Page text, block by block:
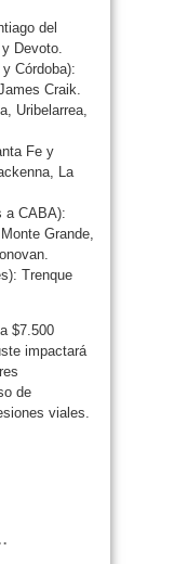
del
Devoto.
Córdoba):
Craik.
Uribelarrea,
Fe y
La
a CABA):
Grande,
Trenque
$7.500
impactará
de
viales.